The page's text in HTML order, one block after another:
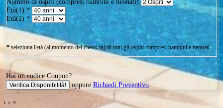
Preventivo
Arrivo - Partenza
Camera 1